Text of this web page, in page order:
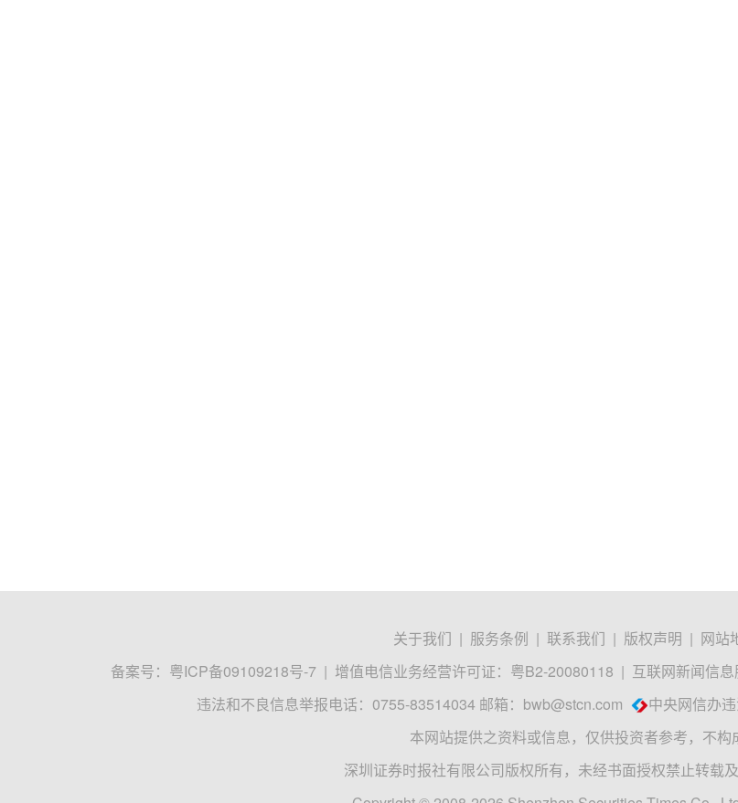
关于我们 | 服务条例 | 联系我们 | 版权声明 | 网站
备案号： 粤ICP备09109218号-7 | 增值电信业务经营许可证：粤B2-20080118 | 互联网新闻信
违法和不良信息举报电话：0755-83514034 邮箱： bwb@stcn.com 中央网信办
本网站提供之资料或信息，仅供投资者参考，不构
深圳证券时报社有限公司版权所有，未经书面授权禁止转载